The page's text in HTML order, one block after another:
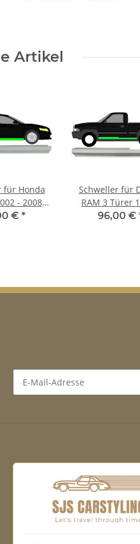
Artikel
für Honda
- 2008
€ *
Schweller für
RAM 3 Türer
2002
96,00 €